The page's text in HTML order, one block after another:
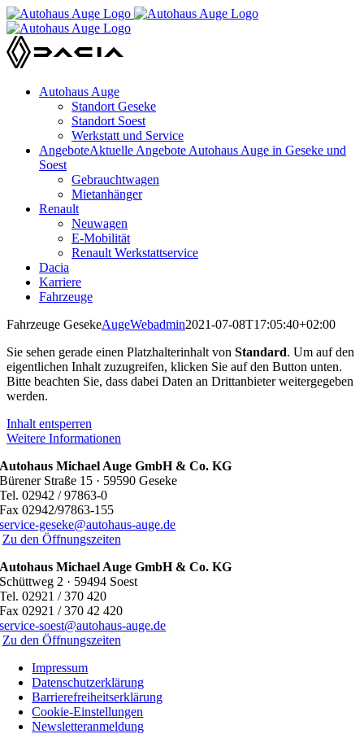
Zum
Inhalt
springen
Autohaus Auge
Standort Geseke
Standort Soest
Werkstatt und Service
AngeboteAktuelle Angebote Autohaus Auge in Geseke und
Soest
Gebrauchtwagen
Mietanhänger
Renault
Neuwagen
E-Mobilität
Renault Werkstattservice
Dacia
Karriere
Fahrzeuge
Fahrzeuge GesekeAugeWebadmin2021-07-08T17:05:40+02:00
Sie sehen gerade einen Platzhalterinhalt von Standard. Um auf den
eigentlichen Inhalt zuzugreifen, klicken Sie auf den Button unten.
Bitte beachten Sie, dass dabei Daten an Drittanbieter weitergegeben
werden.
Inhalt entsperren
Weitere Informationen
Autohaus Michael Auge GmbH & Co. KG
Bürener Straße 15 · 59590 Geseke
Tel. 02942 / 97863-0
Fax 02942/97863-155
service-geseke@autohaus-auge.de
Zu den Öffnungszeiten
Autohaus Michael Auge GmbH & Co. KG
Schüttweg 2 · 59494 Soest
Tel. 02921 / 370 420
Fax 02921 / 370 42 420
service-soest@autohaus-auge.de
Zu den Öffnungszeiten
Impressum
Datenschutzerklärung
Barrierefreiheitserklärung
Cookie-Einstellungen
Newsletteranmeldung